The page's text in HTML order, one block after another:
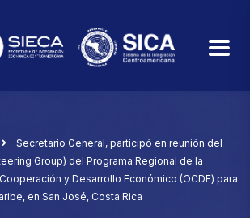
Secretario General, participó en reunión del
Group) del Programa Regional de la
y Desarrollo Económico (OCDE) para
en San José, Costa Rica